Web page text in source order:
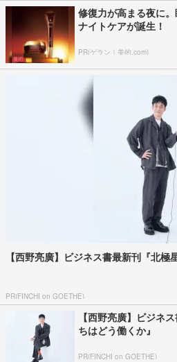
修復力が高まる夜に
ナイトケアが誕生！
PR(ゲラン｜美的.com)
【西野亮廣】ビジネス書最新刊『北
PR(FINCHI on GOETHE)
【西野亮廣】ビジネ
ちはどう働くか』
PR(FINCHI on GOETHE)